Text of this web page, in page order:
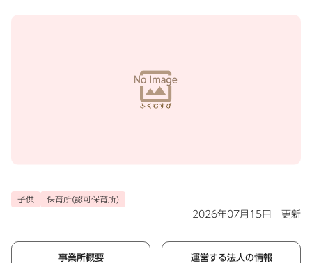
子供 保育所(認可保育所)
2026年07月15日 更新
事業所概要 運営する法人の情報